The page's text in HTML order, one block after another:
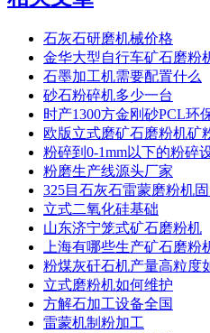
石灰石研磨机械价格
金华大型自行车矿石磨粉
石墨加工机需要配置什么
砂石粉碎机多少一台
时产1300方金刚砂PCL环
欧版立式磨矿石磨粉机矿
粉碎到0-1mm以下的粉碎
粉磨生产线源头厂家
325目石灰石雷蒙磨粉机
立式二氧化硅基础
山东济宁笼式矿石磨粉机
上海有哪些生产矿石磨粉
粉煤灰矸石机产量高粒度
立式磨粉机如何维护
方解石加工设备全国
雷蒙机制粉加工